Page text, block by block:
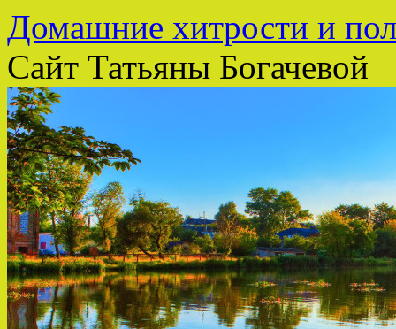
Домашние хитрости и
Сайт Татьяны Богачевой